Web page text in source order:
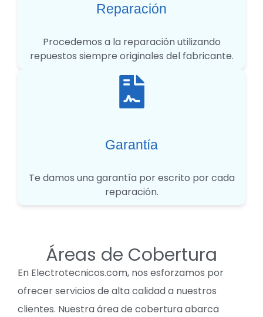
Reparación
Procedemos a la reparación utilizando
repuestos siempre originales del fabricante.
Garantía
Te damos una garantía por escrito por cada
reparación.
Áreas de Cobertura
En Electrotecnicos.com, nos esforzamos por
ofrecer servicios de alta calidad a nuestros
clientes. Nuestra área de cobertura abarca